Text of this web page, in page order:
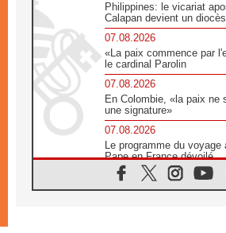
Philippines: le vicariat
Calapan devient un
07.08.2026
«La paix commence par
le cardinal Parolin
07.08.2026
En Colombie, «la paix ne
une signature»
07.08.2026
Le programme du voyage
Pape en France dévoilé
07.08.2026
1ère Conférence